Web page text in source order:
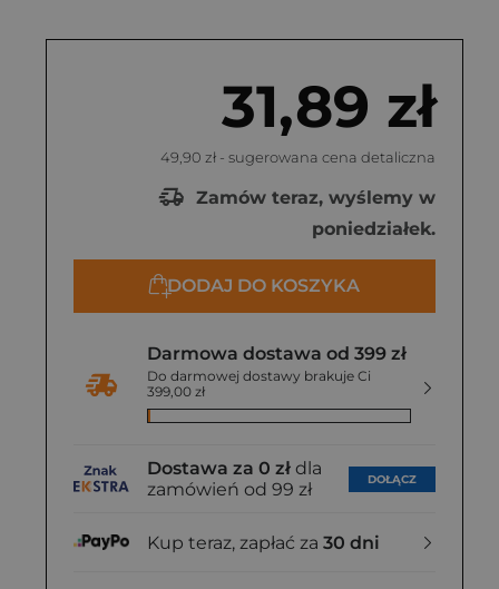
31,89 zł
49,90 zł - sugerowana cena detaliczna
Zamów teraz, wyślemy w
poniedziałek.
DODAJ DO KOSZYKA
Darmowa dostawa od 399 zł
Do darmowej dostawy brakuje Ci
399,00 zł
Dostawa za 0 zł dla
zamówień od 99 zł
DOŁĄCZ
Kup teraz, zapłać za 30 dni